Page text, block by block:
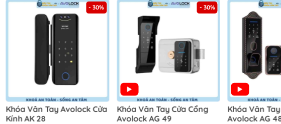
- 30%
Khóa Vân Tay Avolock Cửa
Kính AK 28
- 30%
Khóa Vân Tay Cửa Cổng
Avolock AG 49
Khóa Vân
Avolock AG